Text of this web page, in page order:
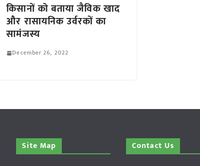
किसानों को बताया जैविक खाद
और रासायनिक उर्वरकों का
सामंजस्य
December 26, 2022
Site Map Contact Us